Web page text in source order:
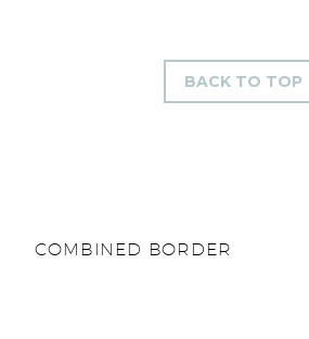
BACK TO TOP
COMBINED BORDER